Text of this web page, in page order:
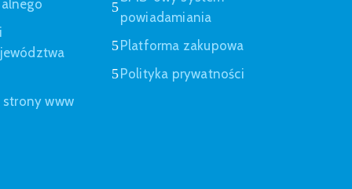
strony www
powiadamiania
Platforma zakupowa
Polityka prywatności